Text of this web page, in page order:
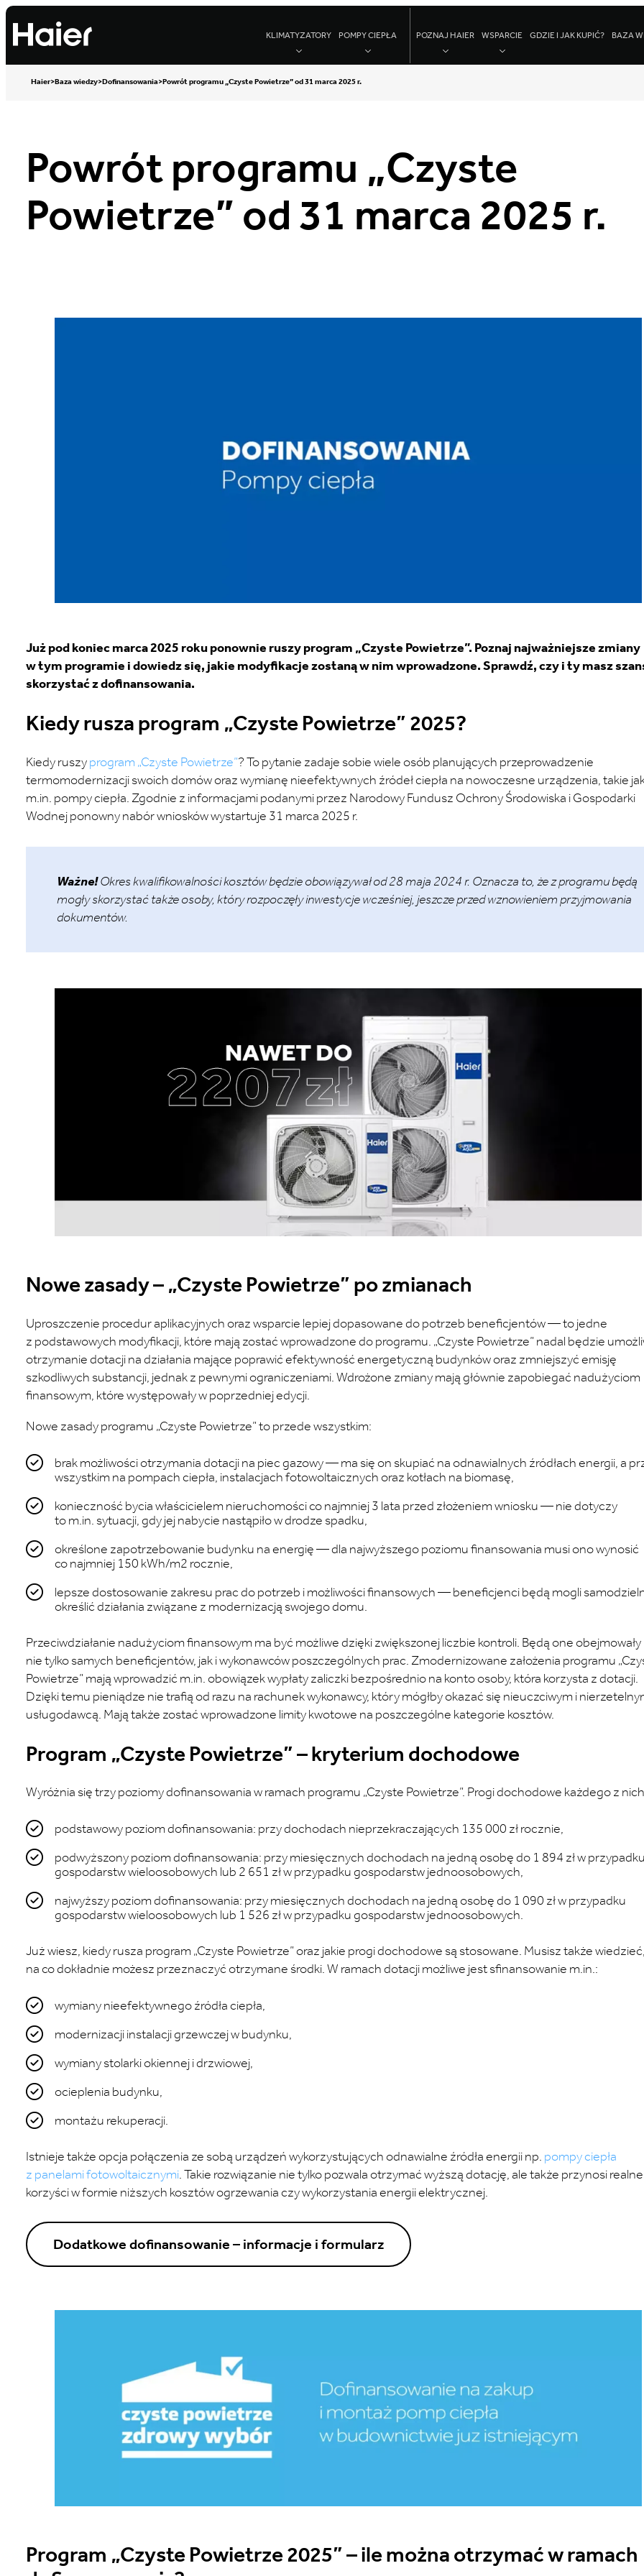
KLIMATYZATORY POMPY CIEPŁA POZNAJ HAIER WSPARCIE GDZIE I JAK KUPIĆ? BAZA
Haier>Baza wiedzy>Dofinansowania>Powrót programu „Czyste Powietrze” od 31 marca 2025 r.
Powrót programu „Czyste
Powietrze” od 31 marca 2025 r.
Już pod koniec marca 2025 roku ponownie ruszy program „Czyste Powietrze”. Poznaj najważniejsze zmiany
w tym programie i dowiedz się, jakie modyfikacje zostaną w nim wprowadzone. Sprawdź, czy i ty masz
skorzystać z dofinansowania.
Kiedy rusza program „Czyste Powietrze” 2025?
Kiedy ruszyprogram „Czyste Powietrze”? To pytanie zadaje sobie wiele osób planujących przeprowadzenie
termomodernizacji swoich domów oraz wymianę nieefektywnych źródeł ciepła na nowoczesne urządzenia, takie
m.in. pompy ciepła. Zgodnie z informacjami podanymi przez Narodowy Fundusz Ochrony Środowiska i Gospodarki
Wodnej ponowny nabór wniosków wystartuje 31 marca 2025 r.
Ważne!Okres kwalifikowalności kosztów będzie obowiązywał od 28 maja 2024 r. Oznacza to, że z programu będą
mogły skorzystać także osoby, który rozpoczęły inwestycje wcześniej, jeszcze przed wznowieniem przyjmowania
dokumentów.
Nowe zasady – „Czyste Powietrze” po zmianach
Uproszczenie procedur aplikacyjnych oraz wsparcie lepiej dopasowane do potrzeb beneficjentów — to jedne
z podstawowych modyfikacji, które mają zostać wprowadzone do programu. „Czyste Powietrze” nadal będzie
otrzymanie dotacji na działania mające poprawić efektywność energetyczną budynków oraz zmniejszyć emisję
szkodliwych substancji, jednak z pewnymi ograniczeniami. Wdrożone zmiany mają głównie zapobiegać nadużyciom
finansowym, które występowały w poprzedniej edycji.
Nowe zasady programu „Czyste Powietrze” to przede wszystkim:
brak możliwości otrzymania dotacji na piec gazowy — ma się on skupiać na odnawialnych źródłach energii, a
wszystkim na pompach ciepła, instalacjach fotowoltaicznych oraz kotłach na biomasę,
konieczność bycia właścicielem nieruchomości co najmniej 3 lata przed złożeniem wniosku — nie dotyczy
to m.in. sytuacji, gdy jej nabycie nastąpiło w drodze spadku,
określone zapotrzebowanie budynku na energię — dla najwyższego poziomu finansowania musi ono wynosić
co najmniej 150 kWh/m2 rocznie,
lepsze dostosowanie zakresu prac do potrzeb i możliwości finansowych — beneficjenci będą mogli
określić działania związane z modernizacją swojego domu.
Przeciwdziałanie nadużyciom finansowym ma być możliwe dzięki zwiększonej liczbie kontroli. Będą one obejmowały
nie tylko samych beneficjentów, jak i wykonawców poszczególnych prac. Zmodernizowane założenia programu
Powietrze” mają wprowadzić m.in. obowiązek wypłaty zaliczki bezpośrednio na konto osoby, która korzysta z dotacji.
Dzięki temu pieniądze nie trafią od razu na rachunek wykonawcy, który mógłby okazać się nieuczciwym i
usługodawcą. Mają także zostać wprowadzone limity kwotowe na poszczególne kategorie kosztów.
Program „Czyste Powietrze” – kryterium dochodowe
Wyróżnia się trzy poziomy dofinansowania w ramach programu „Czyste Powietrze”. Progi dochodowe każdego z
podstawowy poziom dofinansowania: przy dochodach nieprzekraczających 135 000 zł rocznie,
podwyższony poziom dofinansowania: przy miesięcznych dochodach na jedną osobę do 1 894 zł w
gospodarstw wieloosobowych lub 2 651 zł w przypadku gospodarstw jednoosobowych,
najwyższy poziom dofinansowania: przy miesięcznych dochodach na jedną osobę do 1 090 zł w przypadku
gospodarstw wieloosobowych lub 1 526 zł w przypadku gospodarstw jednoosobowych.
Już wiesz, kiedy rusza program „Czyste Powietrze” oraz jakie progi dochodowe są stosowane. Musisz także
na co dokładnie możesz przeznaczyć otrzymane środki. W ramach dotacji możliwe jest sfinansowanie m.in.:
wymiany nieefektywnego źródła ciepła,
modernizacji instalacji grzewczej w budynku,
wymiany stolarki okiennej i drzwiowej,
ocieplenia budynku,
montażu rekuperacji.
Istnieje także opcja połączenia ze sobą urządzeń wykorzystujących odnawialne źródła energii np. pompy ciepła
z panelami fotowoltaicznymi. Takie rozwiązanie nie tylko pozwala otrzymać wyższą dotację, ale także przynosi realne
korzyści w formie niższych kosztów ogrzewania czy wykorzystania energii elektrycznej.
Dodatkowe dofinansowanie – informacje i formularz
Program „Czyste Powietrze 2025” – ile można otrzymać w ramach